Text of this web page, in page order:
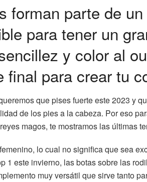
forman parte de
para tener un
y color al
final para crear tu
que pises fuerte este 2023 y
de los pies a la cabeza. Por eso
magos, te mostramos las últimas
lo cual no significa que sea
1 este invierno, las botas sobre las
muy versátil que sirve tanto